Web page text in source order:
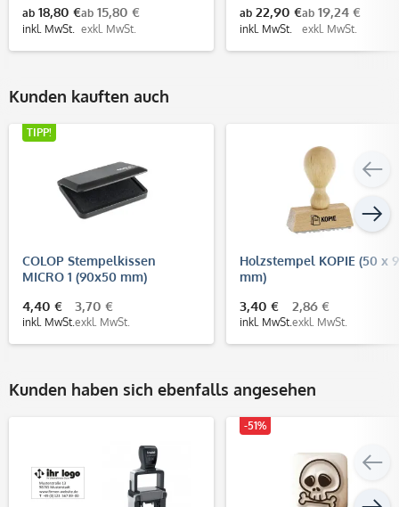
ab 18,80 €
inkl. MwSt.
ab 15,80 €
exkl. MwSt.
ab 22,90 €
inkl. MwSt.
ab 19,24 €
exkl. MwSt.
Kunden kauften auch
TIPP!
COLOP Stempelkissen
MICRO 1 (90x50 mm)
4,40 €
inkl. MwSt.
3,70 €
exkl. MwSt.
Holzstempel KOPIE (50 x 9
mm)
3,40 €
inkl. MwSt.
2,86 €
exkl. MwSt.
Kunden haben sich ebenfalls angesehen
-51%